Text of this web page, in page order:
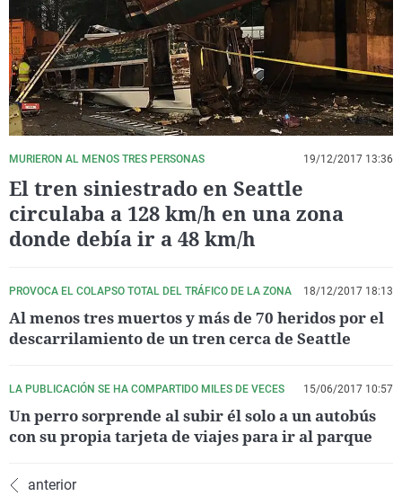
La rosa de los vientos
Gente viajera
Como el perro y el
Caso
Retornados
Equipo de
Operación Viuda
Extremadura
Galicia
La Rioja
Navarra
País Vasco
Virales
Televisión
Elecciones
MURIERON AL MENOS TRES PERSONAS 19/12/2017 13:36
El tren siniestrado en Seattle
circulaba a 128 km/h en una zona
donde debía ir a 48 km/h
PROVOCA EL COLAPSO TOTAL DEL TRÁFICO DE LA ZONA 18/12/2017 18:13
Al menos tres muertos y más de 70 heridos por el
descarrilamiento de un tren cerca de Seattle
LA PUBLICACIÓN SE HA COMPARTIDO MILES DE VECES 15/06/2017 10:57
Un perro sorprende al subir él solo a un autobús
con su propia tarjeta de viajes para ir al parque
anterior